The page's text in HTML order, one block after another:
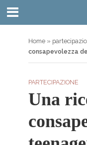
Home»
consapevolezza
PARTECIPAZIONE
Una